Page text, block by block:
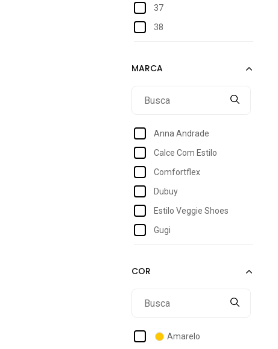
37
38
40
42
Anna Andrade
Calce Com Estilo
Comfortflex
Dubuy
Estilo Veggie Shoes
Gugi
Pegada
Amarelo